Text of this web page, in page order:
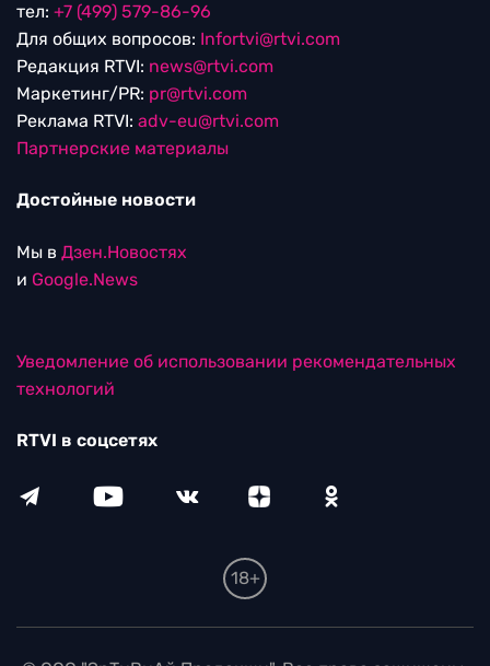
тел: +7 (499) 579-86-96
Для общих вопросов: Infortvi@rtvi.com
Редакция RTVI: news@rtvi.com
Маркетинг/PR: pr@rtvi.com
Реклама RTVI: adv-eu@rtvi.com
Партнерские материалы
Достойные новости
Мы в Дзен.Новостях
и Google.News
Уведомление об использовании рекомендательных
технологий
RTVI в соцсетях
18+